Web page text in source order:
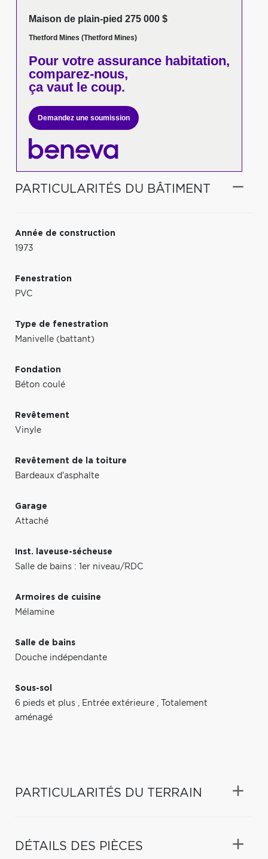
Maison de plain-pied 275 000 $
Thetford Mines (Thetford Mines)
Pour votreassurance habitation,
comparez-nous,
ça vaut le coup.
Demandez une soumission
PARTICULARITÉS DU BÂTIMENT
Année de construction
1973
Fenestration
PVC
Type de fenestration
Manivelle (battant)
Fondation
Béton coulé
Revêtement
Vinyle
Revêtement de la toiture
Bardeaux d'asphalte
Garage
Attaché
Inst. laveuse-sécheuse
Salle de bains : 1er niveau/RDC
Armoires de cuisine
Mélamine
Salle de bains
Douche indépendante
Sous-sol
6 pieds et plus , Entrée extérieure ,
Totalement
aménagé
PARTICULARITÉS DU TERRAIN
DÉTAILS DES PIÈCES